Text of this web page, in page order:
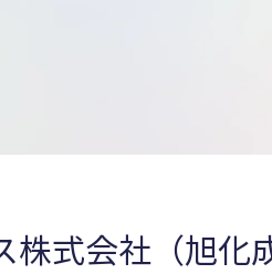
式会社（旭化